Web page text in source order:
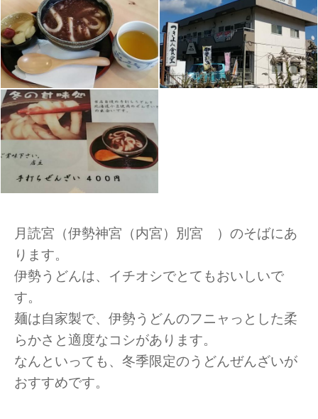
月読宮（伊勢神宮（内宮）別宮 ）のそばにあ
ります。
伊勢うどんは、イチオシでとてもおいしいで
す。
麺は自家製で、伊勢うどんのフニャっとした柔
らかさと適度なコシがあります。
なんといっても、冬季限定のうどんぜんざいが
おすすめです。